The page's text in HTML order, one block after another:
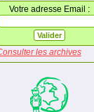
Votre adresse Email :
les archives